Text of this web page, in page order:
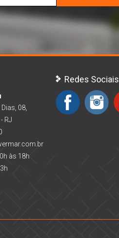
08,
RJ
às 18h
Redes Sociais